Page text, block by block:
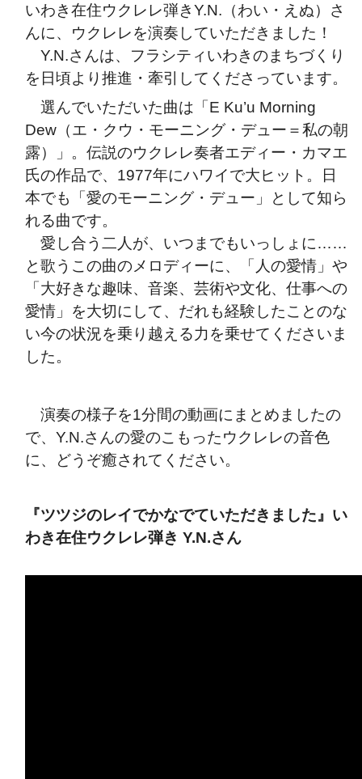
いわき在住ウクレレ弾きY.N.（わい・えぬ）さ
んに、ウクレレを演奏していただきました！
Y.N.さんは、フラシティいわきのまちづくり
を日頃より推進・牽引してくださっています。
選んでいただいた曲は「E Ku’u Morning
Dew（エ・クウ・モーニング・デュー＝私の朝
露）」。伝説のウクレレ奏者エディー・カマエ
氏の作品で、1977年にハワイで大ヒット。日
本でも「愛のモーニング・デュー」として知ら
れる曲です。
愛し合う二人が、いつまでもいっしょに……
と歌うこの曲のメロディーに、「人の愛情」や
「大好きな趣味、音楽、芸術や文化、仕事への
愛情」を大切にして、だれも経験したことのな
い今の状況を乗り越える力を乗せてくださいま
した。
演奏の様子を1分間の動画にまとめましたの
で、Y.N.さんの愛のこもったウクレレの音色
に、どうぞ癒されてください。
『ツツジのレイでかなでていただきました』い
わき在住ウクレレ弾き Y.N.さん